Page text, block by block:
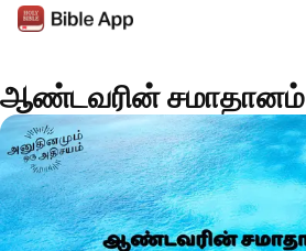
ஆண்டவரின் சமாதானம்